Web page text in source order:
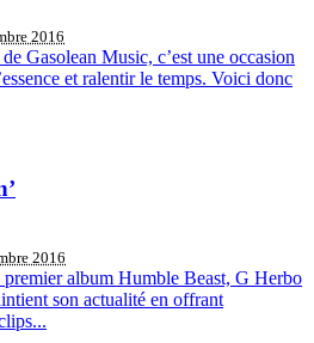
2016
Gasolean Music, c’est une occasion
et ralentir le temps. Voici donc
2016
premier album Humble Beast, G Herbo
son actualité en offrant